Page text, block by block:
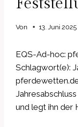
Von 13. Juni 2025
EQS-Ad-hoc:
Schlagwort(e):
und legt ihn der